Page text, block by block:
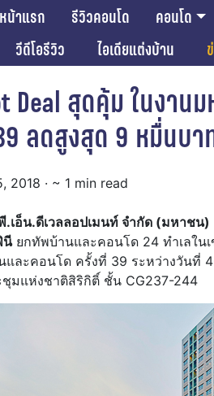
าแรก รีวิวคอนโด คอนโด
วีดีโอรีวิว
ไอเดียแต่งบ้าน
Deal สุดคุ้ม ในงาน
ลดสูงสุด 9 หมื่นบา
2018 · ~ 1 min read
เอ็น.ดีเวลลอปเมนท์ จำกัด (มหาชน)
นียกทัพบ้านและคอนโด 24 ทำเลใน
และคอนโด ครั้งที่ 39 ระหว่างวันที่
ชุมแห่งชาติสิริกิติ์ ชั้น CG237-244